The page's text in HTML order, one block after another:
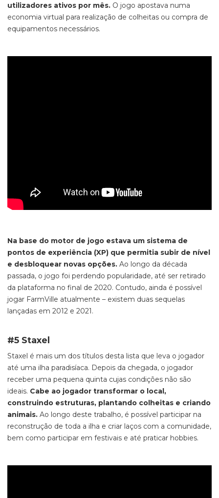
utilizadores ativos por mês. O jogo apostava numa
economia virtual para realização de colheitas ou compra de
equipamentos necessários.
Na base do motor de jogo estava um sistema de
pontos de experiência (XP) que permitia subir de nível
e desbloquear novas opções. Ao longo da década
passada, o jogo foi perdendo popularidade, até ser retirado
da plataforma no final de 2020. Contudo, ainda é possível
jogar FarmVille atualmente – existem duas sequelas
lançadas em 2012 e 2021.
#5 Staxel
Staxel é mais um dos títulos desta lista que leva o jogador
até uma ilha paradisíaca. Depois da chegada, o jogador
receber uma pequena quinta cujas condições não são
ideais. Cabe ao jogador transformar o local,
construindo estruturas, plantando colheitas e criando
animais. Ao longo deste trabalho, é possível participar na
reconstrução de toda a ilha e criar laços com a comunidade,
bem como participar em festivais e até praticar hobbies.